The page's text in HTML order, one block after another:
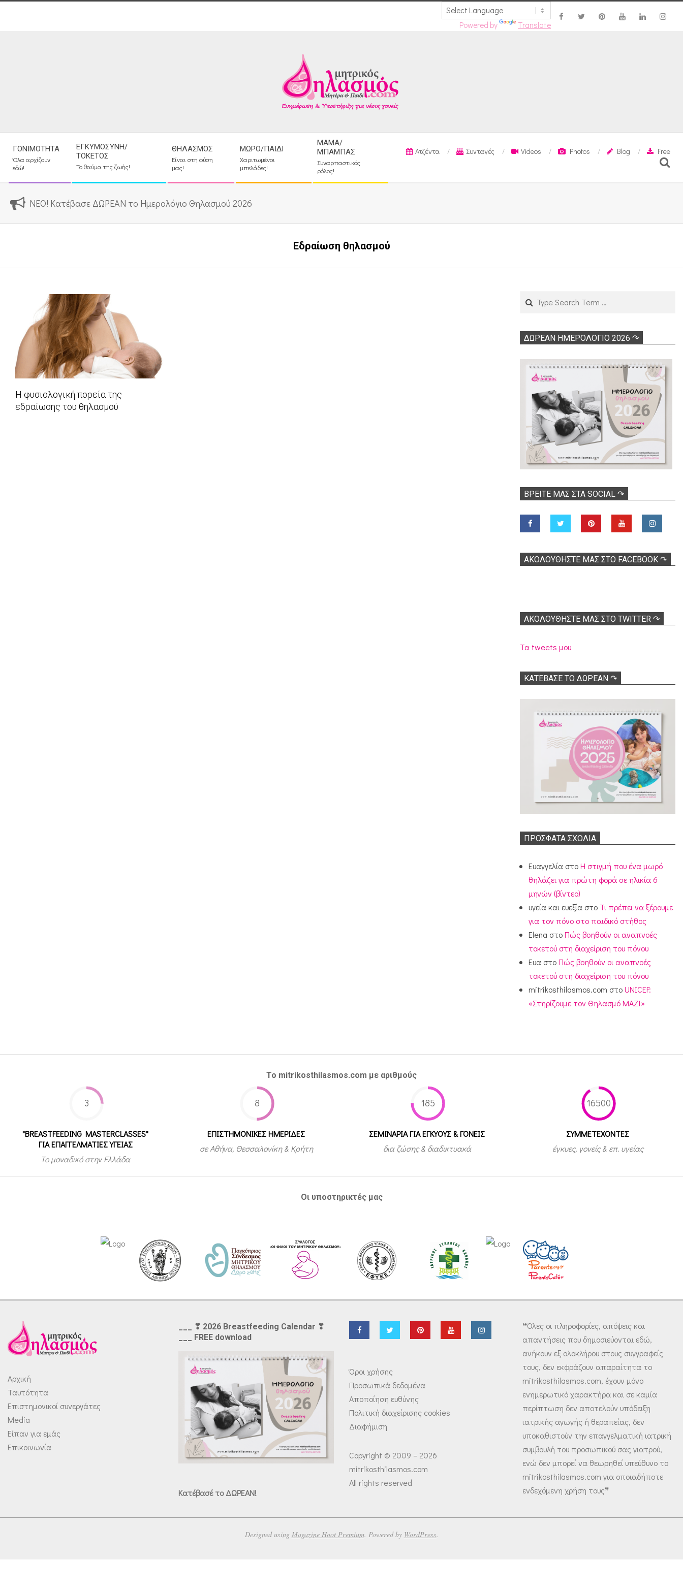
Powered by Translate
Navigation
Menu
ΓΟΝΙΜΌΤΗΤΑ
Όλα αρχίζουν
εδώ!
ΕΓΚΥΜΟΣΎΝΗ/
ΤΟΚΕΤΌΣ
Το θαύμα της ζωής!
ΘΗΛΑΣΜΌΣ
Είναι στη φύση
μας!
ΜΩΡΌ/ΠΑΙΔΊ
Χαριτωμένοι
μπελάδες!
ΜΑΜΆ/
ΜΠΑΜΠΆΣ
Συναρπαστικός
ρόλος!
Ατζέντα Συνταγές Videos Photos Blog
Free
Search
ΝΕΟ! Κατέβασε ΔΩΡΕΑΝ το Ημερολόγιο Θηλασμού 2026
Εδραίωση θηλασμού
Η φυσιολογική πορεία της
εδραίωσης του θηλασμού
Search
ΔΩΡΕΑΝ ΗΜΕΡΟΛΟΓΙΟ 2026 ↷
ΒΡΕΊΤΕ ΜΑΣ ΣΤΑ SOCIAL ↷
ΑΚΟΛOΥΘΉΣΤΕ ΜΑΣ ΣΤΟ FACEBOOK ↷
ΑΚΟΛΟΥΘΉΣΤΕ ΜΑΣ ΣΤΟ TWITTER ↷
Τα tweets μου
ΚΑΤΕΒΑΣΕ ΤΟ ΔΩΡΕΑΝ ↷
ΠΡΌΣΦΑΤΑ ΣΧΌΛΙΑ
Ευαγγελία στοΗ στιγμή που ένα μωρό
θηλάζει για πρώτη φορά σε ηλικία 6
μηνών (βίντεο)
υγεία και ευεξία στο Τι πρέπει να ξέρουμε
για τον πόνο στο παιδικό στήθος
Elena στοΠώς βοηθούν οι αναπνοές
τοκετού στη διαχείριση του πόνου
Ευα στοΠώς βοηθούν οι αναπνοές
τοκετού στη διαχείριση του πόνου
mitrikosthilasmos.com στοUNICEF:
«Στηρίζουμε τον Θηλασμό ΜΑΖΙ»
Το mitrikosthilasmos.com με αριθμούς
3
"BREASTFEEDING MASTERCLASSES"
ΓΙΑ ΕΠΑΓΓΕΛΜΑΤΙΕΣ ΥΓΕΙΑΣ
Το μοναδικό στην Ελλάδα
8
ΕΠΙΣΤΗΜΟΝΙΚΕΣ ΗΜΕΡΙΔΕΣ
σε Αθήνα, Θεσσαλονίκη & Κρήτη
185
ΣΕΜΙΝΑΡΙΑ ΓΙΑ ΕΓΚΥΟΥΣ & ΓΟΝΕΙΣ
δια ζώσης & διαδικτυακά
16500
ΣΥΜΜΕΤEΧΟΝΤΕΣ
έγκυες, γονείς & επ. υγείας
Οι υποστηρικτές μας
Αρχική
Ταυτότητα
Επιστημονικοί συνεργάτες
Media
Είπαν για εμάς
Επικοινωνία
___ ❣ 2026 Breastfeeding Calendar ❣
___ FREE download
Κατέβασέ το ΔΩΡΕΑΝ!
Όροι χρήσης
Προσωπικά δεδομένα
Αποποίηση ευθύνης
Πολιτική διαχείρισης cookies
Διαφήμιση
Copyright © 2009 – 2026
mitrikosthilasmos.com
All rights reserved
❝Όλες οι πληροφορίες, απόψεις και
απαντήσεις που δημοσιεύονται εδώ,
ανήκουν εξ ολοκλήρου στους συγγραφείς
τους, δεν εκφράζουν απαραίτητα το
mitrikosthilasmos.com, έχουν μόνο
ενημερωτικό χαρακτήρα και σε καμία
περίπτωση δεν αποτελούν υπόδειξη
ιατρικής αγωγής ή θεραπείας, δεν
υποκαθιστούν την επαγγελματική ιατρική
συμβουλή του προσωπικού σας γιατρού,
ενώ δεν μπορεί να θεωρηθεί υπεύθυνο το
mitrikosthilasmos.com για οποιαδήποτε
ενδεχόμενη χρήση τους❞
Designed using Magazine Hoot Premium. Powered by WordPress.